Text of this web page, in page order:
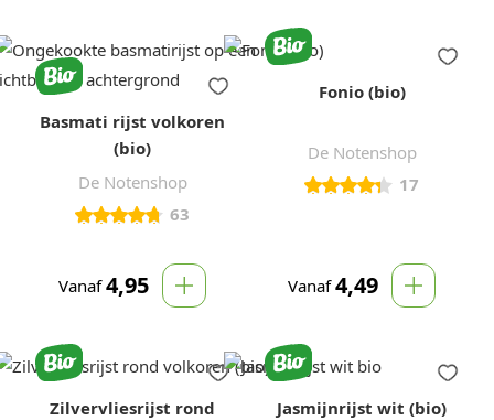
Basmati rijst volkoren
(bio)
De Notenshop
63
Vanaf 4,95
Fonio (bio)
De Notenshop
17
Vanaf 4,49
Zilvervliesrijst rond
Jasmijnrijst wit (bio)